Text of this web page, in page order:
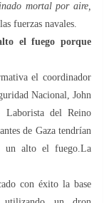
mortal por aire,
fuerzas navales.
el fuego porque
el coordinador
Nacional, John
del Reino
de Gaza tendrían
un alto el fuego.La
con éxito la base